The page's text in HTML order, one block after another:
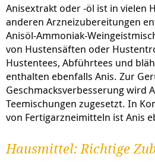
Anisextrakt oder -öl ist in vielen
anderen Arzneizubereitungen
Anisöl-Ammoniak-
von Hustensäften oder
Hustentees, Abführtees und
enthalten ebenfalls Anis. Zur
Geschmacksverbesserung wird
Teemischungen zugesetzt. In
von Fertigarzneimitteln ist Anis
Hausmittel: Richtige